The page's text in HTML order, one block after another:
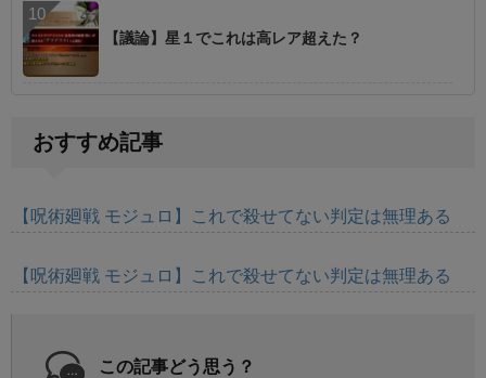
【議論】星１でこれは高レア超えた？
おすすめ記事
【呪術廻戦 モジュロ】これで殺せてない判定は無理ある
【呪術廻戦 モジュロ】これで殺せてない判定は無理ある
この記事どう思う？